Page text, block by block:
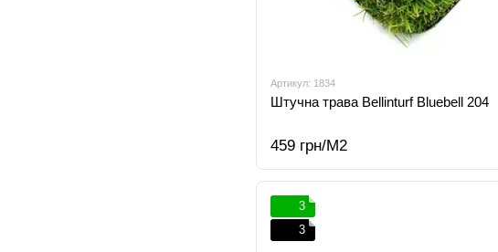
Артикул: 1834
Штучна трава Bellinturf Bluebell 204
459 грн/М2
3
3